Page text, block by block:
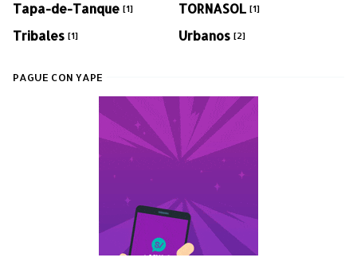
Tapa-de-Tanque [1] TORNASOL [1]
Tribales [1] Urbanos [2]
PAGUE CON YAPE